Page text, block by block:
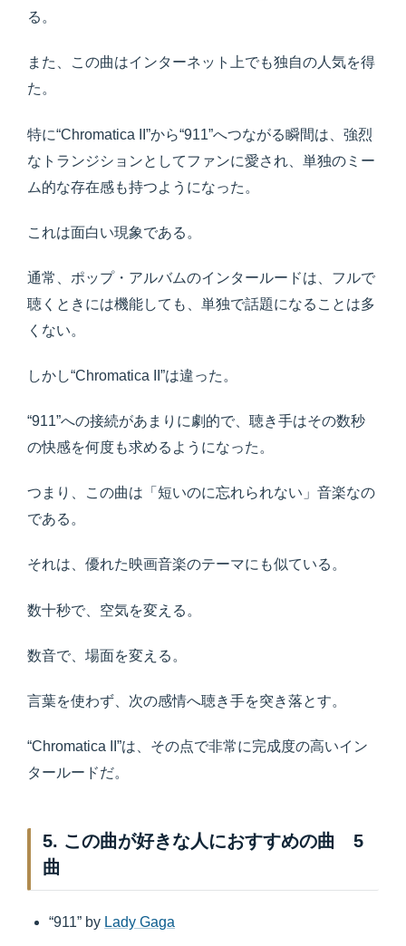
る。
また、この曲はインターネット上でも独自の人気を得
た。
特に“Chromatica II”から“911”へつながる瞬間は、強烈
なトランジションとしてファンに愛され、単独のミー
ム的な存在感も持つようになった。
これは面白い現象である。
通常、ポップ・アルバムのインタールードは、フルで
聴くときには機能しても、単独で話題になることは多
くない。
しかし“Chromatica II”は違った。
“911”への接続があまりに劇的で、聴き手はその数秒
の快感を何度も求めるようになった。
つまり、この曲は「短いのに忘れられない」音楽なの
である。
それは、優れた映画音楽のテーマにも似ている。
数十秒で、空気を変える。
数音で、場面を変える。
言葉を使わず、次の感情へ聴き手を突き落とす。
“Chromatica II”は、その点で非常に完成度の高いイン
タールードだ。
5. この曲が好きな人におすすめの曲 5
曲
“911” by Lady Gaga